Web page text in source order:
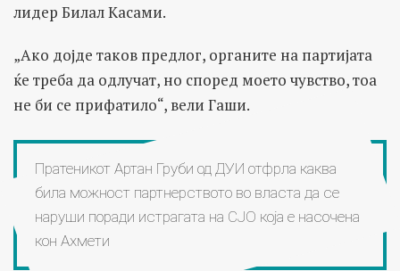
лидер Билал Касами.
„Ако дојде таков предлог, органите на партијата
ќе треба да одлучат, но според моето чувство, тоа
не би се прифатило“, вели Гаши.
Пратеникот Артан Груби од ДУИ отфрла каква
била можност партнерството во власта да се
наруши поради истрагата на СЈО која е насочена
кон Ахмети